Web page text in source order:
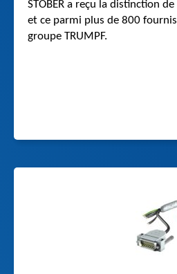
STOBER a reçu la distinction
et ce parmi plus de 800
groupe TRUMPF.